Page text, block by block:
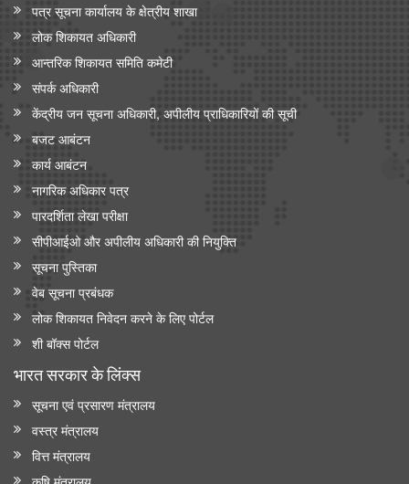
पत्र सूचना कार्यालय के क्षेत्रीय शाखा
लोक शिकायत अधिकारी
आन्‍तरिक शिकायत समिति कमेटी
संपर्क अधिकारी
केंद्रीय जन सूचना अधिकारी, अपीलीय प्राधिकारियों की सूची
बजट आबंटन
कार्य आबंटन
नागरिक अधिकार पत्र
पारदर्शिता लेखा परीक्षा
सीपीआईओ और अपी‍लीय अधिकारी की नियुक्ति
सूचना पुस्तिका
वेब सूचना प्रबंधक
लोक शिकायत निवेदन करने के लिए पोर्टल
शी बॉक्स पोर्टल
भारत सरकार के लिंक्‍स
सूचना एवं प्रसारण मंत्रालय
वस्त्र मंत्रालय
वित्त मंत्रालय